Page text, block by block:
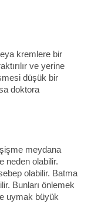
kremlere bir
ve yerine
düşük bir
doktora
meydana
neden olabilir.
olabilir. Batma
Bunları önlemek
uymak büyük